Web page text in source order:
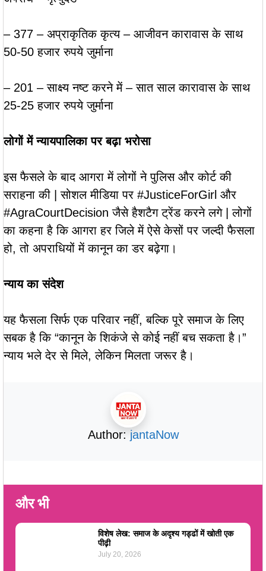
– 377 – अप्राकृतिक कृत्य – आजीवन कारावास के साथ
50-50 हजार रुपये जुर्माना
– 201 – साक्ष्य नष्ट करने में – सात साल कारावास के साथ
25-25 हजार रुपये जुर्माना
लोगों में न्यायपालिका पर बढ़ा भरोसा
इस फैसले के बाद आगरा में लोगों ने पुलिस और कोर्ट की
सराहना की | सोशल मीडिया पर #JusticeForGirl और
#AgraCourtDecision जैसे हैशटैग ट्रेंड करने लगे | लोगों
का कहना है कि आगरा हर जिले में ऐसे केसों पर जल्दी फैसला
हो, तो अपराधियों में कानून का डर बढ़ेगा।
न्याय का संदेश
यह फैसला सिर्फ एक परिवार नहीं, बल्कि पूरे समाज के लिए
सबक है कि “कानून के शिकंजे से कोई नहीं बच सकता है।”
न्याय भले देर से मिले, लेकिन मिलता जरूर है।
Author: jantaNow
और भी
विशेष लेख: समाज के अदृश्य गड्ढों में खोती एक
पीढ़ी
July 20, 2026